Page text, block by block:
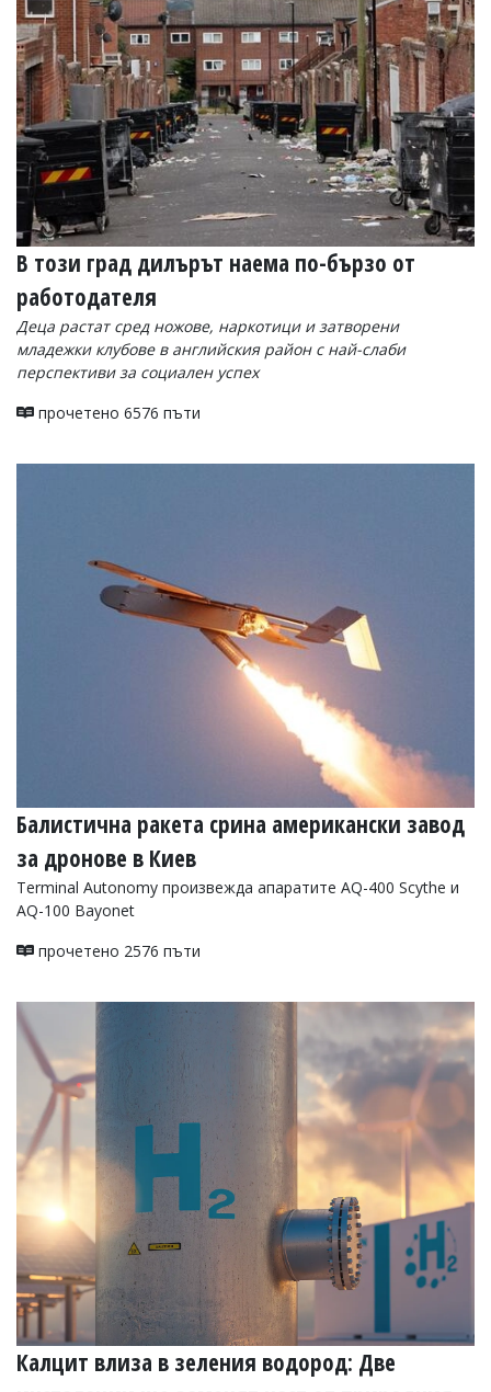
УКРАЙНА
СПОРТ
РАЗСЛЕДВАНЕ
БИЗНЕС
ЮГ
Управители:
Веселин
Василев,
email:
v.vasilev@flagman.bg
Катя
Касабова,
еmail:k.kassabova@flagman.bg
Главен
Иван
откриете
обиден
за
вас
коментар,
моля
ни!
В този град дилърът наема по-бързо от
работодателя
Деца растат сред ножове, наркотици и затворени
младежки клубове в английския район с най-слаби
перспективи за социален успех
прочетено 6576 пъти
Балистична ракета срина американски завод
за дронове в Киев
Terminal Autonomy произвежда апаратите AQ-400 Scythe и
AQ-100 Bayonet
прочетено 2576 пъти
Калцит влиза в зеления водород: Две